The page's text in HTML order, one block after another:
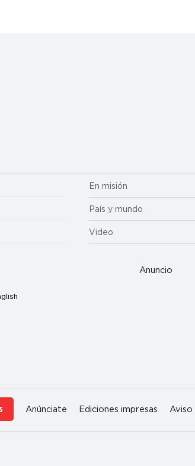
En misión
País y mundo
Video
Anuncio
Anúnciate Ediciones impresas Aviso